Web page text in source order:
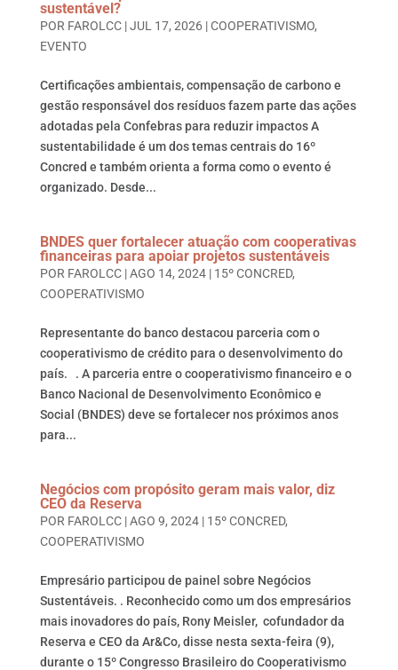
sustentável?
POR FAROLCC|JUL 17, 2026|COOPERATIVISMO,
EVENTO
Certificações ambientais, compensação de carbono e
gestão responsável dos resíduos fazem parte das ações
adotadas pela Confebras para reduzir impactos A
sustentabilidade é um dos temas centrais do 16º
Concred e também orienta a forma como o evento é
organizado. Desde...
BNDES quer fortalecer atuação com cooperativas
financeiras para apoiar projetos sustentáveis
POR FAROLCC|AGO 14, 2024| 15º CONCRED,
COOPERATIVISMO
Representante do banco destacou parceria com o
cooperativismo de crédito para o desenvolvimento do
país. . A parceria entre o cooperativismo financeiro e o
Banco Nacional de Desenvolvimento Econômico e
Social (BNDES) deve se fortalecer nos próximos anos
para...
Negócios com propósito geram mais valor, diz
CEO da Reserva
POR FAROLCC|AGO 9, 2024| 15º CONCRED,
COOPERATIVISMO
Empresário participou de painel sobre Negócios
Sustentáveis. . Reconhecido como um dos empresários
mais inovadores do país, Rony Meisler, cofundador da
Reserva e CEO da Ar&Co, disse nesta sexta-feira (9),
durante o 15º Congresso Brasileiro do Cooperativismo